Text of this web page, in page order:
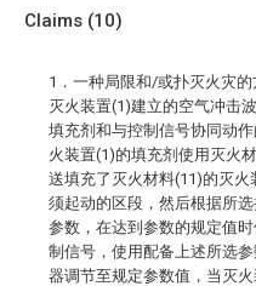
Claims (10)
1．一种局限和/或扑灭火灾
灭火装置(1)建立的空气冲击
填充剂和与控制信号协同动
火装置(1)的填充剂使用灭火
送填充了灭火材料(11)的灭
须起动的区段，然后根据所
参数，在达到参数的规定值
制信号，使用配备上述所选
器调节至规定参数值，当灭